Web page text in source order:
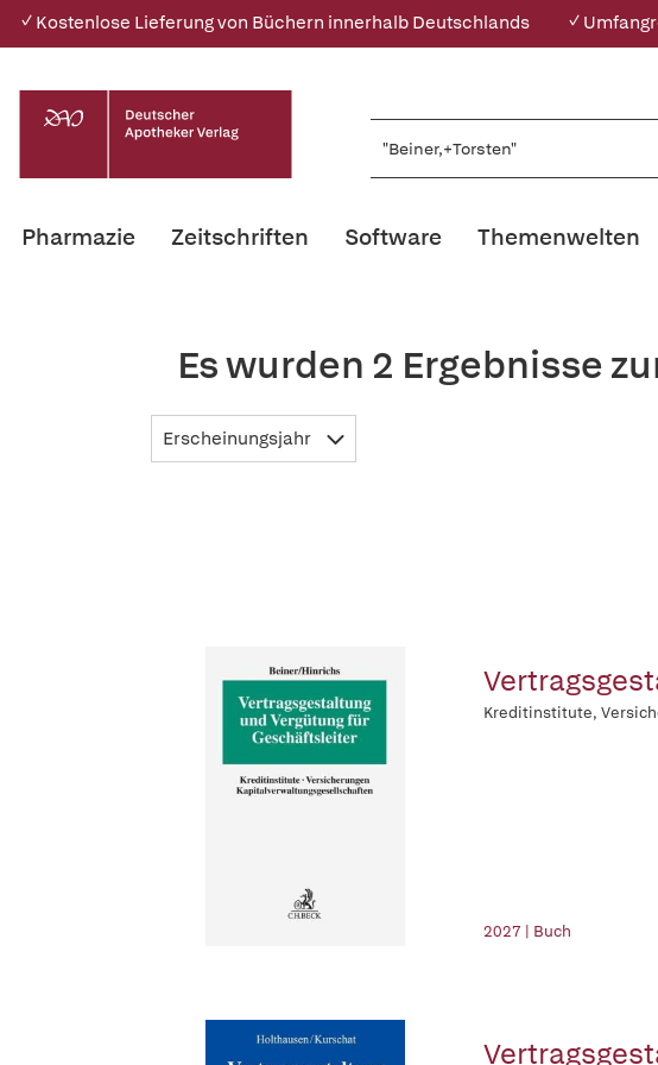
✓ Kostenlose Lieferung von Büchern innerhalb Deutschlands ✓
Pharmazie Zeitschriften Software Themenwelten
Es wurden 2 Ergebnisse
Erscheinungsjahr
Kreditinstitute,
2027 | Buch